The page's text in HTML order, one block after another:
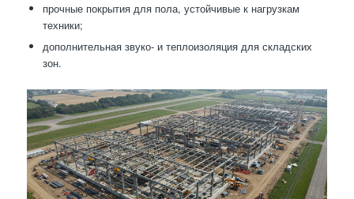
прочные покрытия для пола, устойчивые к нагрузкам
техники;
дополнительная звуко- и теплоизоляция для складских
зон.